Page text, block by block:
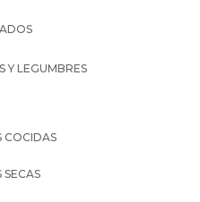
Y LEGUMBRES
COCIDAS
SECAS